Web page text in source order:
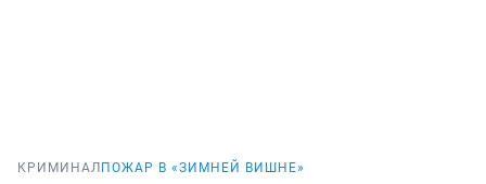
КРИМИНАЛ ПОЖАР В «ЗИМНЕЙ ВИШНЕ»